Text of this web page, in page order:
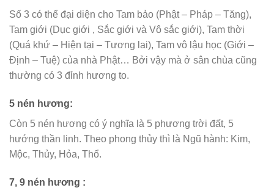
Số 3 có thể đại diện cho Tam bảo (Phật – Pháp – Tăng),
Tam giới (Dục giới , Sắc giới và Vô sắc giới), Tam thời
(Quá khứ – Hiện tại – Tương lai), Tam vô lậu học (Giới –
Định – Tuệ) của nhà Phật… Bởi vậy mà ở sân chùa cũng
thường có 3 đỉnh hương to.
5 nén hương:
Còn 5 nén hương có ý nghĩa là 5 phương trời đất, 5
hướng thần linh. Theo phong thủy thì là Ngũ hành: Kim,
Mộc, Thủy, Hỏa, Thổ.
7, 9 nén hương :